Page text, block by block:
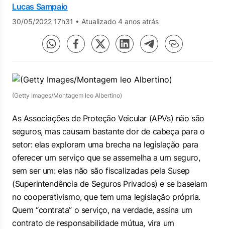
Lucas Sampaio
30/05/2022 17h31 • Atualizado 4 anos atrás
(Getty Images/Montagem leo Albertino)
As Associações de Proteção Veicular (APVs) não são
seguros, mas causam bastante dor de cabeça para o
setor: elas exploram uma brecha na legislação para
oferecer um serviço que se assemelha a um seguro,
sem ser um: elas não são fiscalizadas pela Susep
(Superintendência de Seguros Privados) e se baseiam
no cooperativismo, que tem uma legislação própria.
Quem “contrata” o serviço, na verdade, assina um
contrato de responsabilidade mútua, vira um